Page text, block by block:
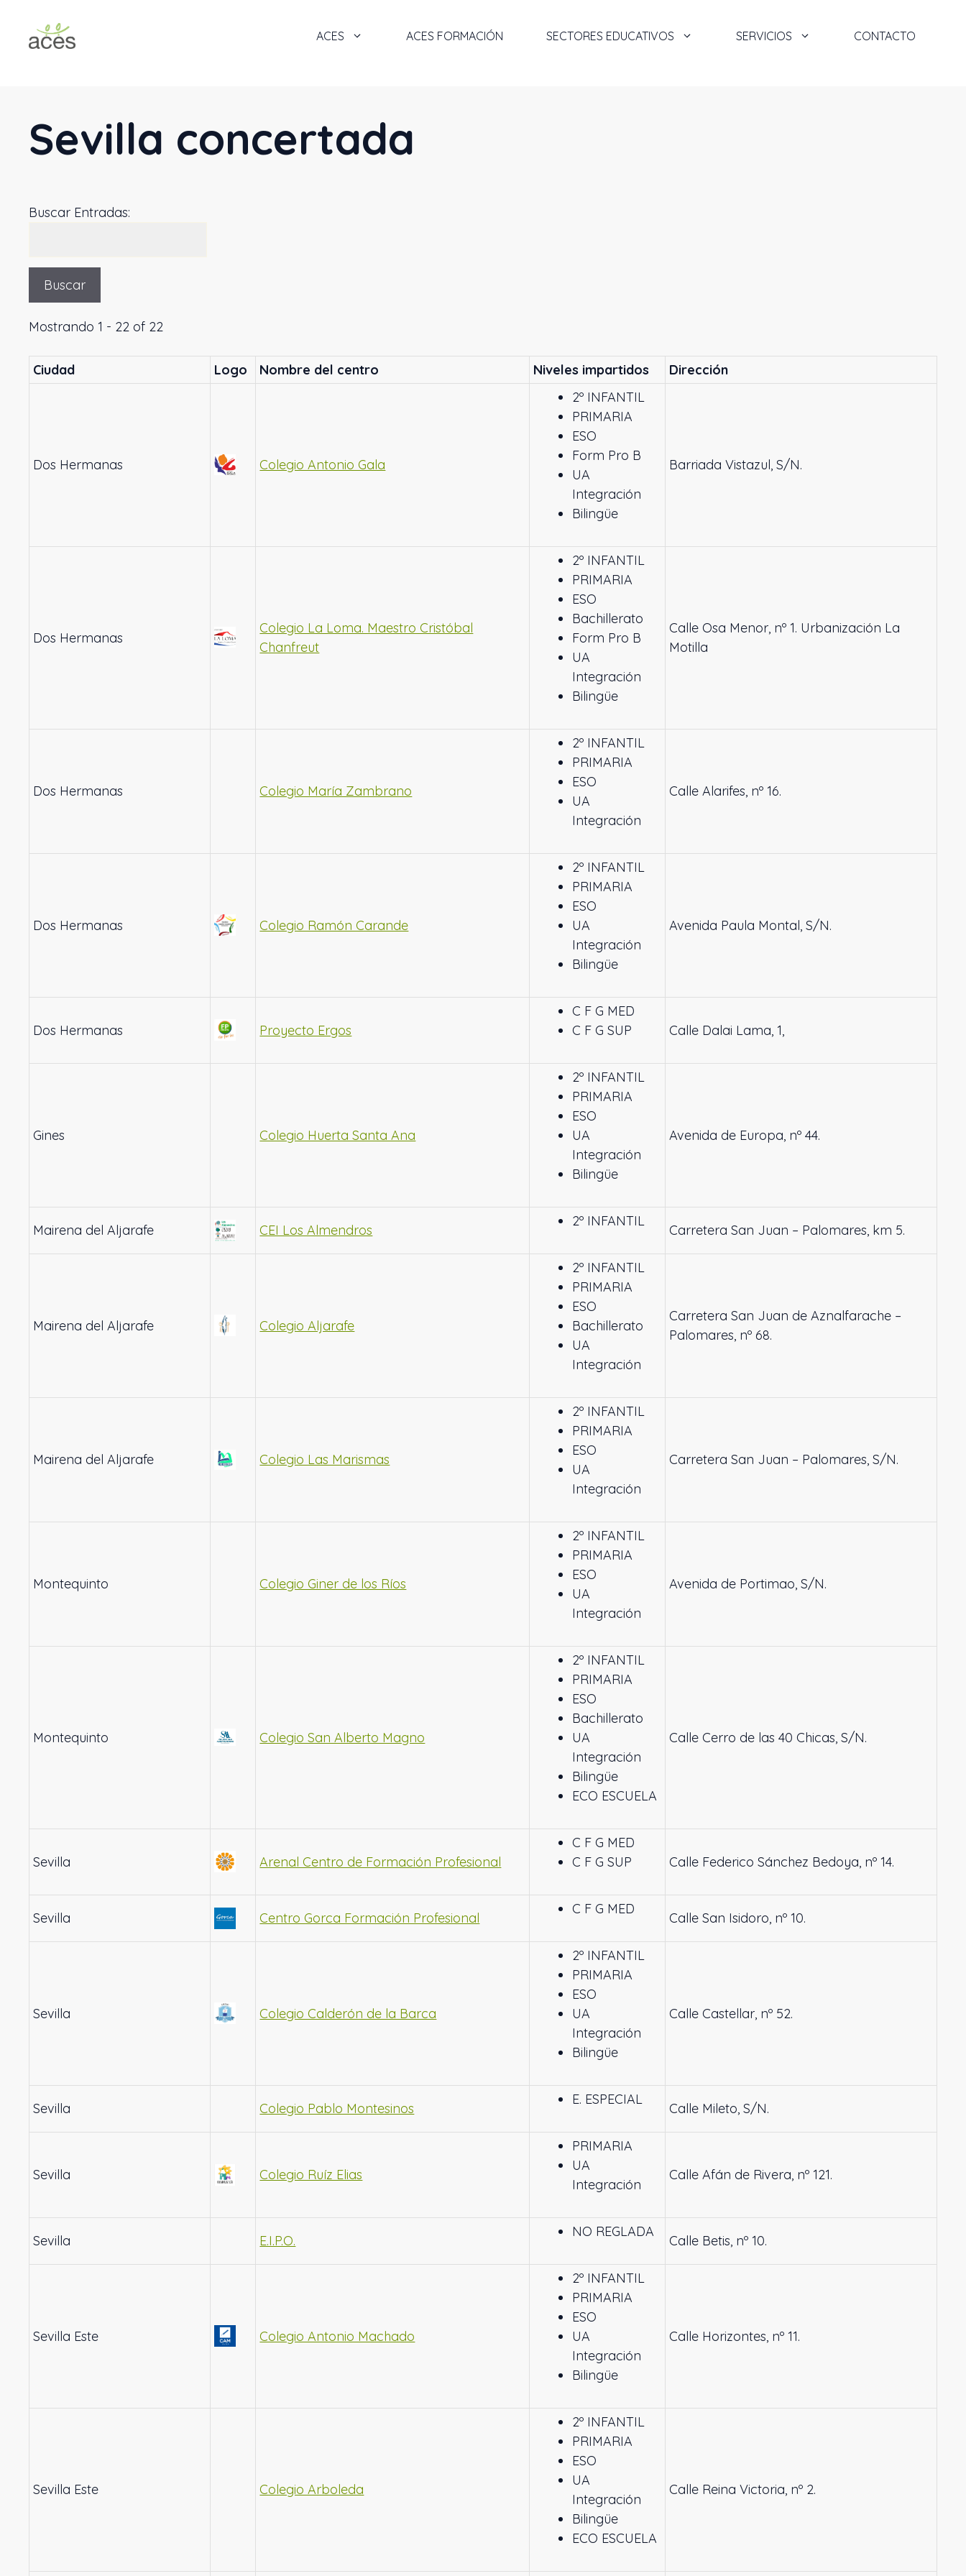
contenido
ACES ACES FORMACIÓN SECTORES EDUCATIVOS SERVICIOS CONTACTO
Sevilla concertada
Buscar Entradas:
Mostrando 1 - 22 of 22
Ciudad Logo Nombre del centro Niveles impartidos Dirección
Dos Hermanas Colegio Antonio Gala
2º INFANTIL
PRIMARIA
ESO
Form Pro B
UA
Integración
Bilingüe
Barriada Vistazul, S/N.
Dos Hermanas
Colegio La Loma. Maestro Cristóbal
Chanfreut
2º INFANTIL
PRIMARIA
ESO
Bachillerato
Form Pro B
UA
Integración
Bilingüe
Calle Osa Menor, nº 1. Urbanización La
Motilla
Dos Hermanas Colegio María Zambrano
2º INFANTIL
PRIMARIA
ESO
UA
Integración
Calle Alarifes, nº 16.
Dos Hermanas Colegio Ramón Carande
2º INFANTIL
PRIMARIA
ESO
UA
Integración
Bilingüe
Avenida Paula Montal, S/N.
Dos Hermanas Proyecto Ergos
C F G MED
C F G SUP
Calle Dalai Lama, 1,
Gines Colegio Huerta Santa Ana
2º INFANTIL
PRIMARIA
ESO
UA
Integración
Bilingüe
Avenida de Europa, nº 44.
Mairena del Aljarafe CEI Los Almendros
2º INFANTIL
Carretera San Juan – Palomares, km 5.
Mairena del Aljarafe Colegio Aljarafe
2º INFANTIL
PRIMARIA
ESO
Bachillerato
UA
Integración
Carretera San Juan de Aznalfarache –
Palomares, nº 68.
Mairena del Aljarafe Colegio Las Marismas
2º INFANTIL
PRIMARIA
ESO
UA
Integración
Carretera San Juan – Palomares, S/N.
Montequinto Colegio Giner de los Ríos
2º INFANTIL
PRIMARIA
ESO
UA
Integración
Avenida de Portimao, S/N.
Montequinto Colegio San Alberto Magno
2º INFANTIL
PRIMARIA
ESO
Bachillerato
UA
Integración
Bilingüe
ECO ESCUELA
Calle Cerro de las 40 Chicas, S/N.
Sevilla Arenal Centro de Formación Profesional
C F G MED
C F G SUP
Calle Federico Sánchez Bedoya, nº 14.
Sevilla Centro Gorca Formación Profesional
C F G MED
Calle San Isidoro, nº 10.
Sevilla Colegio Calderón de la Barca
2º INFANTIL
PRIMARIA
ESO
UA
Integración
Bilingüe
Calle Castellar, nº 52.
Sevilla Colegio Pablo Montesinos
E. ESPECIAL
Calle Mileto, S/N.
Sevilla Colegio Ruíz Elias
PRIMARIA
UA
Integración
Calle Afán de Rivera, nº 121.
Sevilla E.I.P.O.
NO REGLADA
Calle Betis, nº 10.
Sevilla Este Colegio Antonio Machado
2º INFANTIL
PRIMARIA
ESO
UA
Integración
Bilingüe
Calle Horizontes, nº 11.
Sevilla Este Colegio Arboleda
2º INFANTIL
PRIMARIA
ESO
UA
Integración
Bilingüe
ECO ESCUELA
Calle Reina Victoria, nº 2.